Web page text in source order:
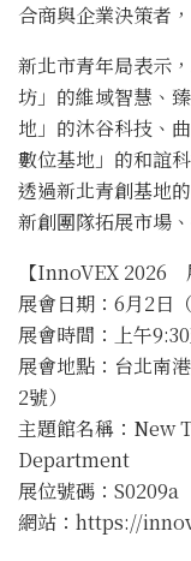
合商與企業決策者
新北市青年局表示
坊」的維域智慧、
地」的沐谷科技、
數位基地」的和誼
透過新北青創基地
新創團隊拓展市場
【InnoVEX 2026
展會日期：6月2日
展會時間：上午
展會地點：台北南
2號）
主題館名稱：New
Department
展位號碼：S0209a
網站：https://